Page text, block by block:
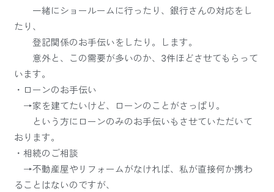
一緒にショールームに行ったり、銀行さんの対応をし
たり、
登記関係のお手伝いをしたり。します。
意外と、この需要が多いのか、3件ほどさせてもらって
います。
・ローンのお手伝い
→家を建てたいけど、ローンのことがさっぱり。
という方にローンのみのお手伝いもさせていただいて
おります。
・相続のご相談
→不動産屋やリフォームがなければ、私が直接何か携わ
ることはないのですが、